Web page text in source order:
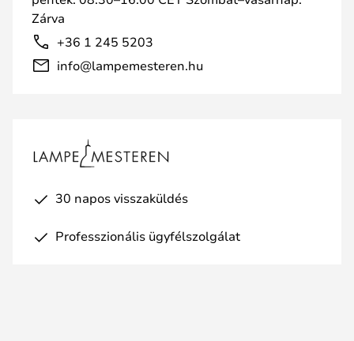
Zárva
+36 1 245 5203
info@lampemesteren.hu
30 napos visszaküldés
Professzionális ügyfélszolgálat